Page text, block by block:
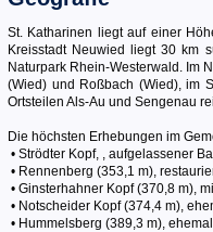
St. Katharinen liegt auf einer
Kreisstadt Neuwied liegt 30 km
Naturpark Rhein-Westerwald. Im
(Wied) und Roßbach (Wied), im
Ortsteilen Als-Au und Sengenau
Die höchsten Erhebungen im
• Strödter Kopf, , aufgelassener
• Rennenberg (353,1 m),
• Ginsterhahner Kopf (370,8 m),
• Notscheider Kopf (374,4 m),
• Hummelsberg (389,3 m),